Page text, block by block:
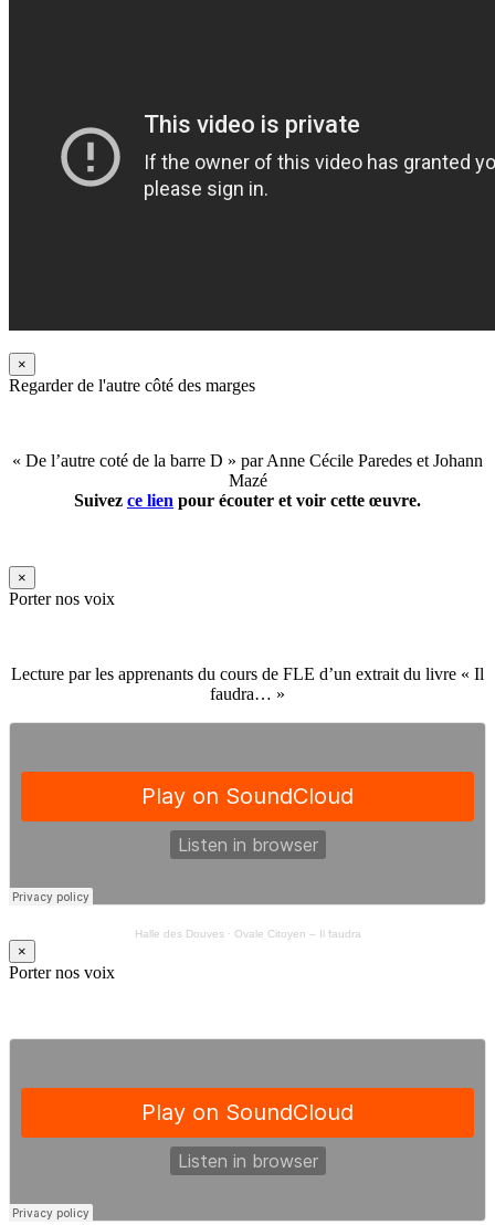
×
Regarder de l'autre côté des marges
« De l’autre coté de la barre D » par Anne Cécile Paredes et Johann
Mazé
Suivez ce lien pour écouter et voir cette œuvre.
×
Porter nos voix
Lecture par les apprenants du cours de FLE d’un extrait du livre « Il
faudra… »
Halle des Douves· Ovale Citoyen – Il faudra
×
Porter nos voix